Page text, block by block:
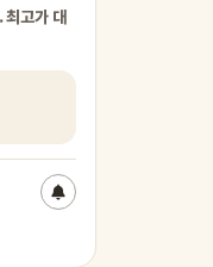
고가 대